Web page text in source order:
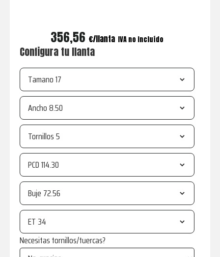
356,56 € IVA no incluído
Configura tu llanta
Tamano
Ancho
Tornillos
PCD
Buje
ET
Necesitas tornillos/tuercas?